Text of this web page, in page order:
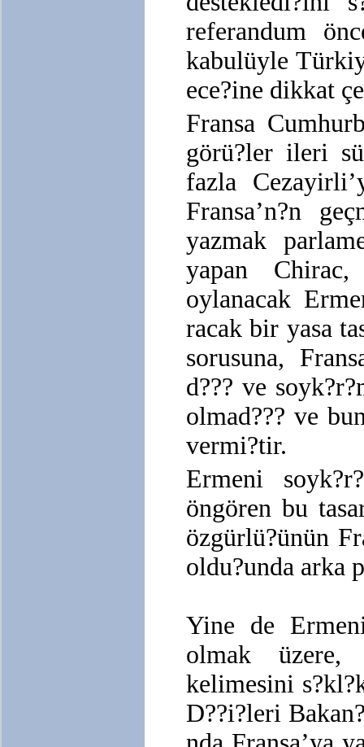
referandum
kabulüyle
ece?ine dikkat
Fransa
görü?ler ileri
fazla
Fransa’n?n
yazmak
yapan
oylanacak
racak bir yasa
sorusuna,
d??? ve
olmad??? ve
vermi?tir.
Ermeni
öngören bu
özgürlü?ünün
oldu?unda arka
Yine de
olmak üzere,
kelimesini
D??i?leri